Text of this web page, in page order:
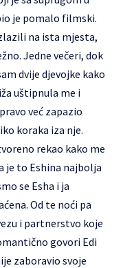
je pomalo filmski.
na ista mjesta,
Jedne večeri, dok
dvije djevojke kako
uštipnula me i
već zapazio
koraka iza nje.
rekao kako me
je to Eshina najbolja
se Esha i ja
Od te noći pa
i partnerstvo koje
govori Edi
zaboravio svoje